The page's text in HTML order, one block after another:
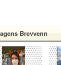
Brevvenn